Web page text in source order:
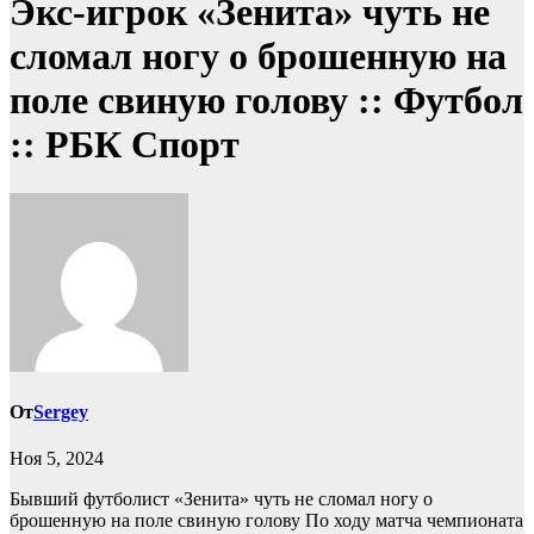
Экс-игрок «Зенита» чуть не
сломал ногу о брошенную на
поле свиную голову :: Футбол
:: РБК Спорт
ОтSergey
Ноя 5, 2024
Бывший футболист «Зенита» чуть не сломал ногу о
брошенную на поле свиную голову По ходу матча чемпионата